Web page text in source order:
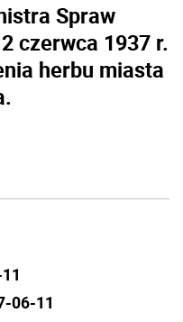
Spraw
czerwca 1937 r.
herbu miasta
06-11